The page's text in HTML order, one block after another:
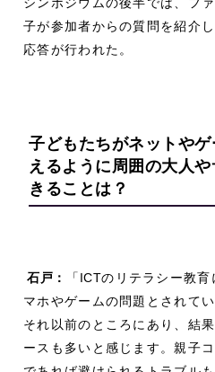
シンポジウムの後半では、フ
子が参加者からの質問を紹介
応答が行われた。
子どもたちがネットや
えるように周囲の大人
きることは？
石戸： 「 ICTのリテラシー教育
マホやゲームの問題とされて
それ以前のところにあり、結
ースも多いと感じます。親子